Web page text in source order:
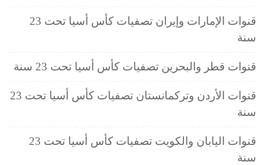
قنوات الإمارات وإيران تصفيات كأس أسيا تحت 23
سنة
قنوات قطر والبحرين تصفيات كأس أسيا تحت 23 سنة
قنوات الأردن وتركمانستان تصفيات كأس أسيا تحت 23
سنة
قنوات اليابان والكويت تصفيات كأس أسيا تحت 23
سنة